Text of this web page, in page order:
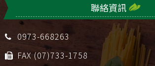
聯絡資訊
0973-668263
FAX (07)733-1758